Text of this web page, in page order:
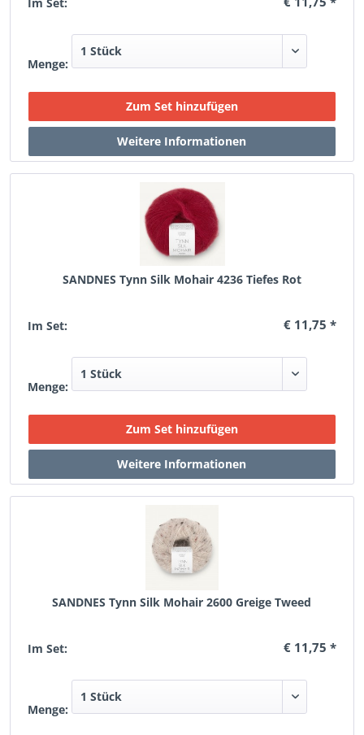
Menge:
SANDNES Tynn Silk Mohair 4236 Tiefes Rot
Im Set: € 11,75 *
Menge:
SANDNES Tynn Silk Mohair 2600 Greige Tweed
Im Set: € 11,75 *
Menge: